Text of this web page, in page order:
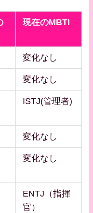
現在のMBTI
変化なし
変化なし
ISTJ(管理者)
変化なし
変化なし
ENTJ（指揮
官）